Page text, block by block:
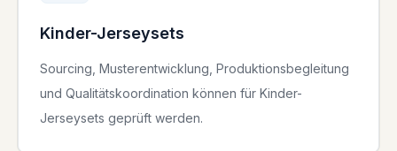
Kinder-Jerseysets
Sourcing, Musterentwicklung, Produktionsbegleitung
und Qualitätskoordination können für Kinder-
Jerseysets geprüft werden.